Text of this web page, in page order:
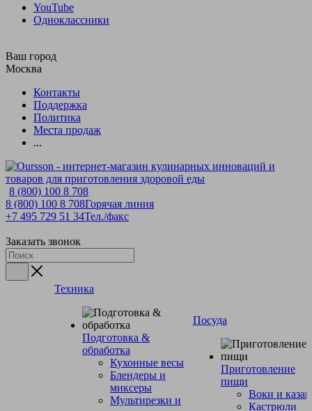
YouTube
Одноклассники
Ваш город
Москва
Контакты
Поддержка
Политика
Места продаж
...
8 (800) 100 8 708
8 (800) 100 8 708Горячая линия
+7 495 729 51 34Тел./факс
Заказать звонок
Техника
Подготовка &
обработка
Кухонные весы
Блендеры и
миксеры
Мультирезки и
Посуда
Приготовление
пищи
Воки и
Кастрюли